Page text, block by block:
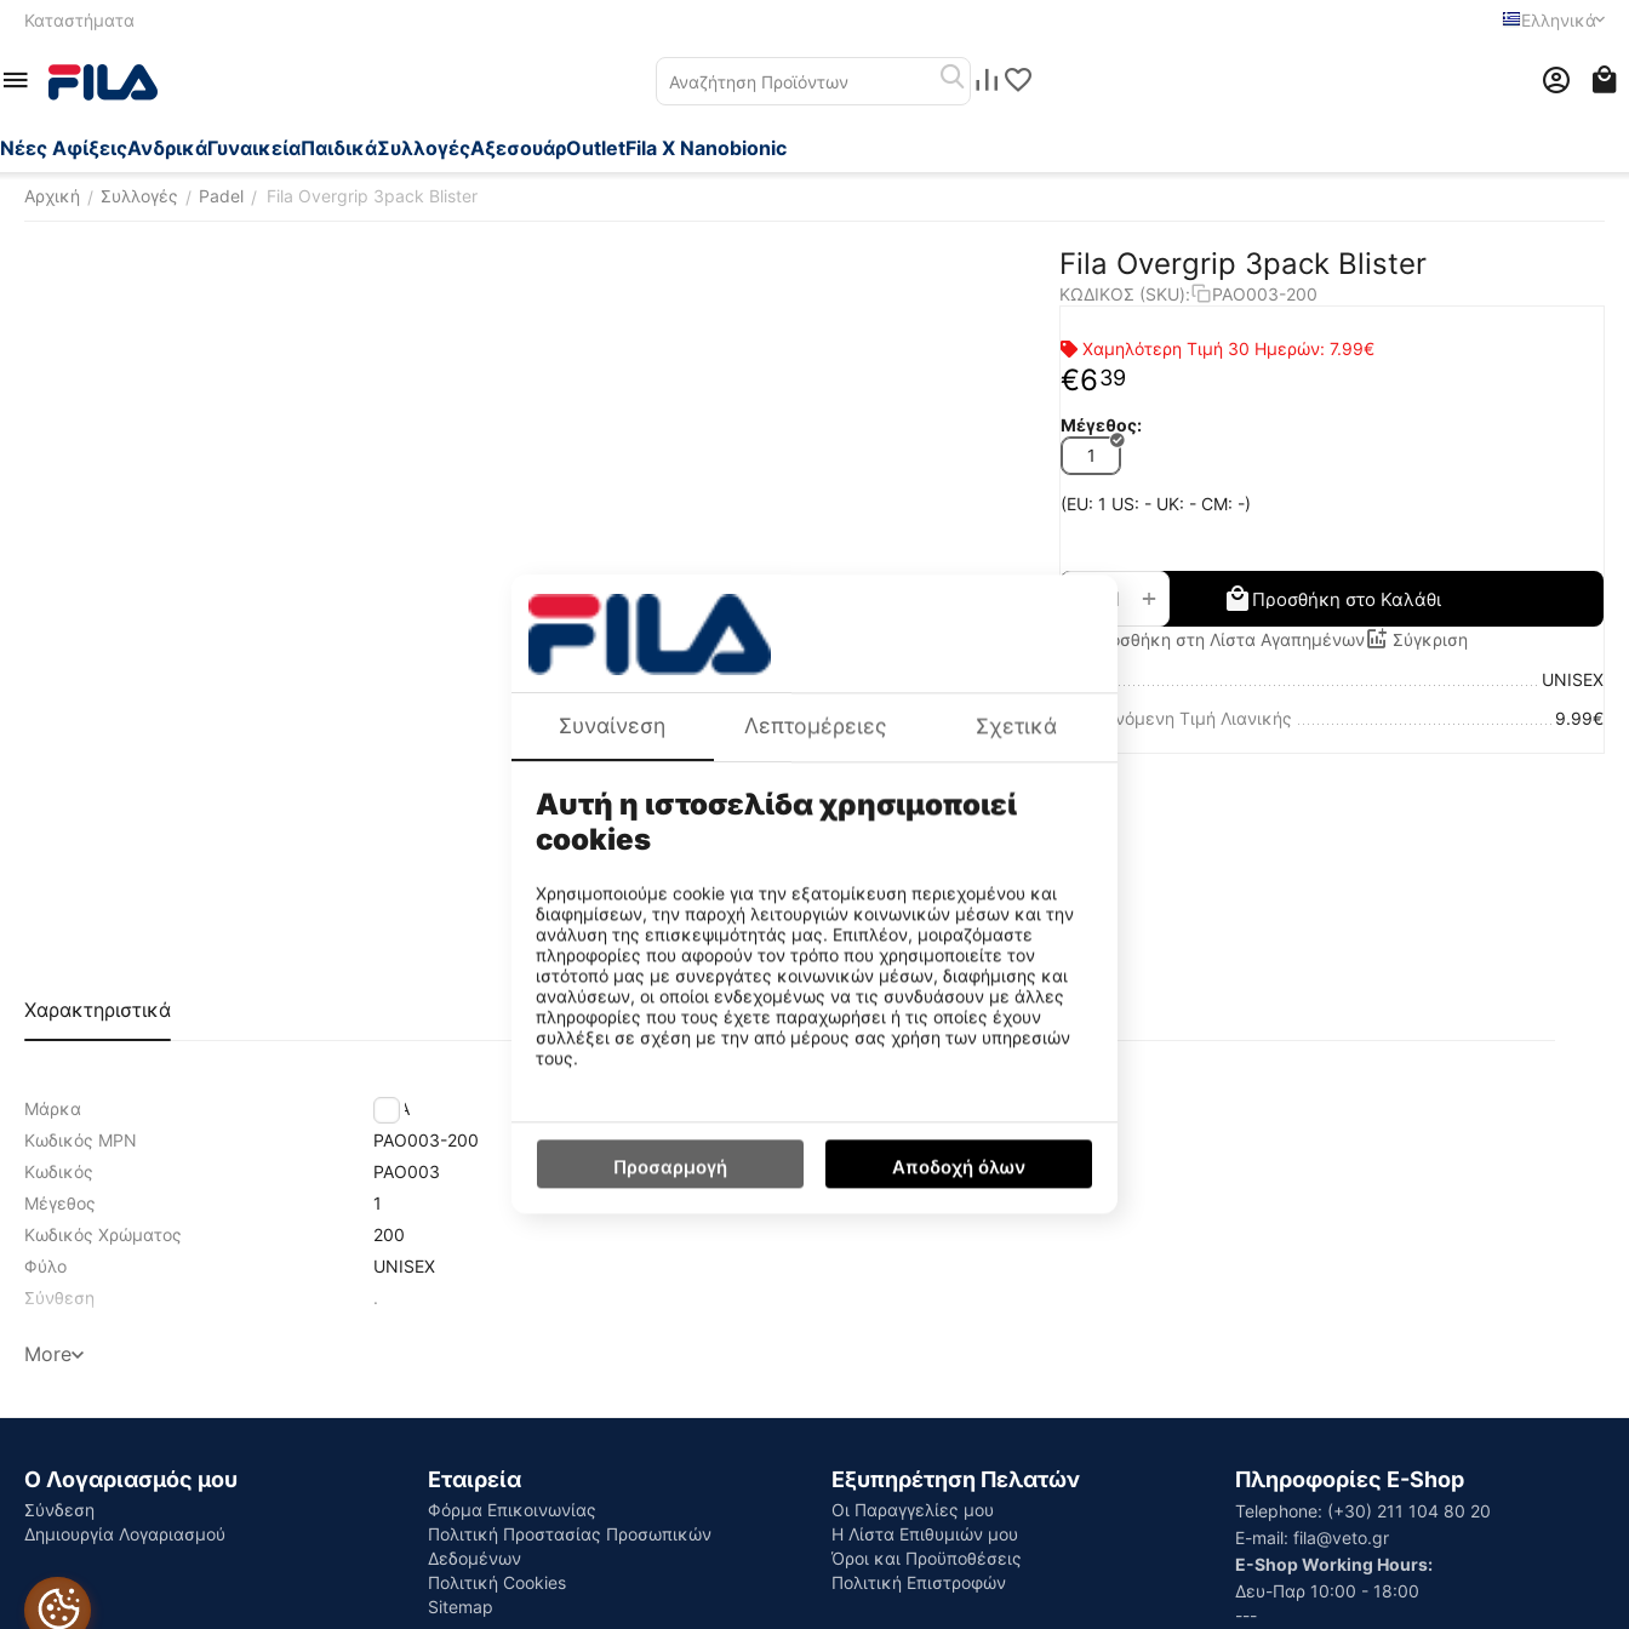
Ελληνικά
Καταστήματα
Nέες ΑφίξειςΑνδρικάΓυναικείαΠαιδικάΣυλλογέςΑξεσουάρOutletFila X Nanobionic
Αρχική / Συλλογές / Padel / Fila Overgrip 3pack Blister
Fila Overgrip 3pack Blister
ΚΩΔΙΚΟΣ (SKU): PAO003-200
Χαμηλότερη Τιμή 30 Ημερών: 7.99€
€639
Μέγεθος:
1
(EU: 1 US: - UK: - CM: -)
+ Προσθήκη στο Καλάθι
Προσθήκη στη Λίστα Αγαπημένων
Σύγκριση
UNISEX
Προτεινόμενη Τιμή Λιανικής
9.99€
Χαρακτηριστικά
Μάρκα
FILA
Κωδικός MPN
PAO003-200
Κωδικός
PAO003
Μέγεθος
1
Κωδικός Χρώματος
200
Φύλο
UNISEX
Σύνθεση
.
Find similar
More
Ο Λογαριασμός μου
Σύνδεση
Δημιουργία Λογαριασμού
Εταιρεία
Φόρμα Επικοινωνίας
Πολιτική Προστασίας Προσωπικών
Δεδομένων
Πολιτική Cookies
Sitemap
Εξυπηρέτηση Πελατών
Οι Παραγγελίες μου
Η Λίστα Επιθυμιών μου
Όροι και Προϋποθέσεις
Πολιτική Επιστροφών
Πληροφορίες E-Shop
Telephone: (+30) 211 104 80 20
E-mail: fila@veto.gr
E-Shop Working Hours:
Δευ-Παρ 10:00 - 18:00
---
Συναίνεση Λεπτομέρειες Σχετικά
Αυτή η ιστοσελίδα χρησιμοποιεί
cookies
Χρησιμοποιούμε cookie για την εξατομίκευση περιεχομένου και
διαφημίσεων, την παροχή λειτουργιών κοινωνικών μέσων και την
ανάλυση της επισκεψιμότητάς μας. Επιπλέον, μοιραζόμαστε
πληροφορίες που αφορούν τον τρόπο που χρησιμοποιείτε τον
ιστότοπό μας με συνεργάτες κοινωνικών μέσων, διαφήμισης και
αναλύσεων, οι οποίοι ενδεχομένως να τις συνδυάσουν με άλλες
πληροφορίες που τους έχετε παραχωρήσει ή τις οποίες έχουν
συλλέξει σε σχέση με την από μέρους σας χρήση των υπηρεσιών
τους.
Προσαρμογή Αποδοχή όλων